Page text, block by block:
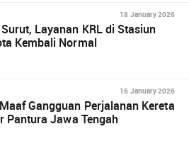
18 January 2026
Layanan KRL di Stasiun
Kembali Normal
16 January 2026
Gangguan Perjalanan Kereta
Pantura Jawa Tengah